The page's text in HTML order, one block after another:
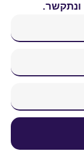
ונתקשר.